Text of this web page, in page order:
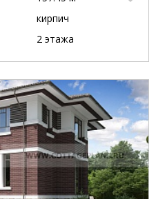
кирпич
2 этажа